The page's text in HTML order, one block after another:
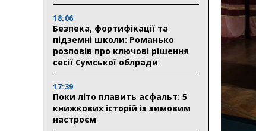
18:06
Безпека, фортифікації та
підземні школи: Романько
розповів про ключові рішення
сесії Сумської облради
17:39
Поки літо плавить асфальт: 5
книжкових історій із зимовим
настроєм